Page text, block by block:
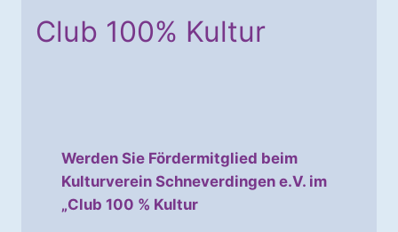
Club 100% Kultur
Werden Sie Fördermitglied beim
Kulturverein Schneverdingen e.V. im
„Club 100 % Kultur